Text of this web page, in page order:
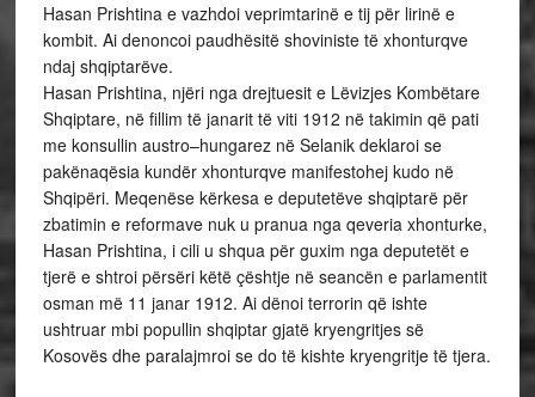
Hasan Prishtina e vazhdoi veprimtarinë e tij për lirinë e
kombit. Ai denoncoi paudhësitë shoviniste të xhonturqve
ndaj shqiptarëve.
Hasan Prishtina, njëri nga drejtuesit e Lëvizjes Kombëtare
Shqiptare, në fillim të janarit të viti 1912 në takimin që pati
me konsullin austro–hungarez në Selanik deklaroi se
pakënaqësia kundër xhonturqve manifestohej kudo në
Shqipëri. Meqenëse kërkesa e deputetëve shqiptarë për
zbatimin e reformave nuk u pranua nga qeveria xhonturke,
Hasan Prishtina, i cili u shqua për guxim nga deputetët e
tjerë e shtroi përsëri këtë çështje në seancën e parlamentit
osman më 11 janar 1912. Ai dënoi terrorin që ishte
ushtruar mbi popullin shqiptar gjatë kryengritjes së
Kosovës dhe paralajmroi se do të kishte kryengritje të tjera.